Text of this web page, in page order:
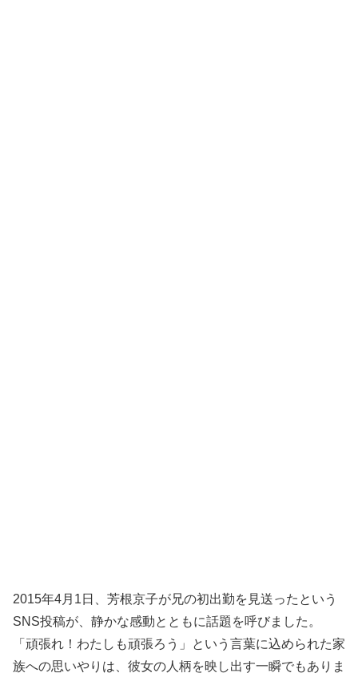
2015年4月1日、芳根京子が兄の初出勤を見送ったという
SNS投稿が、静かな感動とともに話題を呼びました。
「頑張れ！わたしも頑張ろう」という言葉に込められた家
族への思いやりは、彼女の人柄を映し出す一瞬でもありま